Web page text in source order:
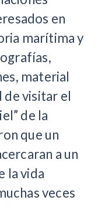
en
marítima y
material
de visitar el
de la
que un
a un
la vida
veces